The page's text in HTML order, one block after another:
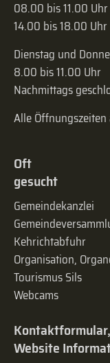
08.00 bis 11.00 Uhr
14.00 bis 18.00 Uhr
Dienstag und
8.00 bis 11.00 Uhr
Nachmittags
Alle Öffnungszeiten
Oft
gesucht
Gemeindekanzlei
Kehrichtabfuhr
Organisation,
Tourismus Sils
Webcams
Website